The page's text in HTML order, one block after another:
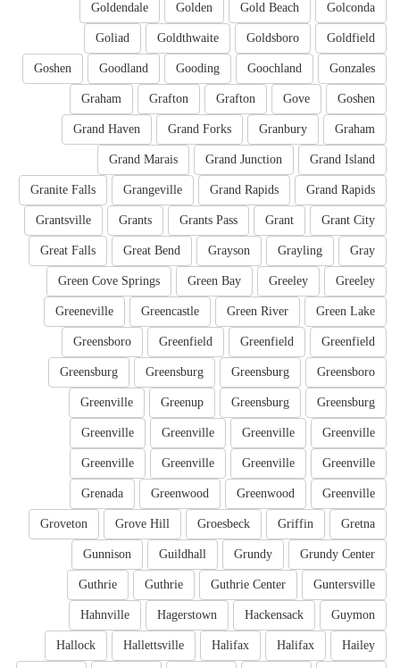
Golconda
Gold Beach
Golden
Goldendale
Goldfield
Goldsboro
Goldthwaite
Goliad
Gonzales
Goochland
Gooding
Goodland
Goshen
Goshen
Gove
Grafton
Grafton
Graham
Graham
Granbury
Grand Forks
Grand Haven
Grand Island
Grand Junction
Grand Marais
Grand Rapids
Grand Rapids
Grangeville
Granite Falls
Grant City
Grant
Grants Pass
Grants
Grantsville
Gray
Grayling
Grayson
Great Bend
Great Falls
Greeley
Greeley
Green Bay
Green Cove Springs
Green Lake
Green River
Greencastle
Greeneville
Greenfield
Greenfield
Greenfield
Greensboro
Greensboro
Greensburg
Greensburg
Greensburg
Greensburg
Greensburg
Greenup
Greenville
Greenville
Greenville
Greenville
Greenville
Greenville
Greenville
Greenville
Greenville
Greenville
Greenwood
Greenwood
Grenada
Gretna
Griffin
Groesbeck
Grove Hill
Groveton
Grundy Center
Grundy
Guildhall
Gunnison
Guntersville
Guthrie Center
Guthrie
Guthrie
Guymon
Hackensack
Hagerstown
Hahnville
Hailey
Halifax
Halifax
Hallettsville
Hallock